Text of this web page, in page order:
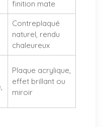
finition mate
Contreplaqué
naturel, rendu
chaleureux
Plaque acrylique,
effet brillant ou
miroir